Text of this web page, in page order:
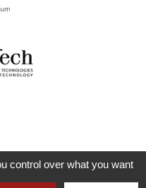
control over what you want